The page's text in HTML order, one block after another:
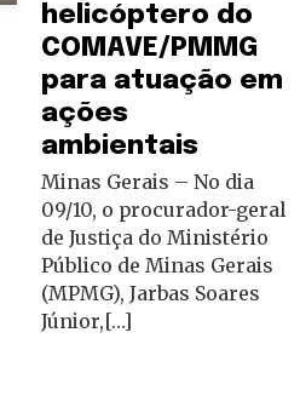
helicóptero do
COMAVE/PMMG
para atuação em
ações
ambientais
Minas Gerais – No dia
09/10, o procurador-geral
de Justiça do Ministério
Público de Minas Gerais
(MPMG), Jarbas Soares
Júnior,[…]